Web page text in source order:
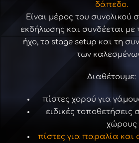
δάπεδο.
Είναι μέρος του συνολικού
εκδήλωσης και συνδέεται με
ήχο, το stage setup και τη
των
Διαθέτουμε:
πίστες χορού για
ειδικές τοποθετήσεις
χώρους
πίστες για παραλία